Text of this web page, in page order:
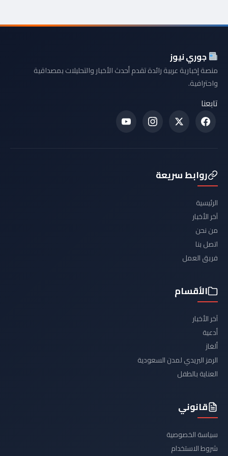
جوري نيوز
منصة إخبارية عربية رائدة تقدم أحدث الأخبار والتحليلات بمصداقية
واحترافية.
تابعنا
روابط سريعة
الرئيسية
آخر الأخبار
من نحن
اتصل بنا
فريق العمل
الأقسام
آخر الأخبار
أدعية
ألغاز
الرمز البريدي لمدن السعودية
العناية بالطفل
قانوني
سياسة الخصوصية
شروط الاستخدام